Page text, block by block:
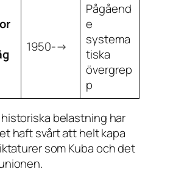
1950‑→
Pågåend
e
systema
tiska
övergrep
p
belastning har
haft svårt att helt kapa
som Kuba och det